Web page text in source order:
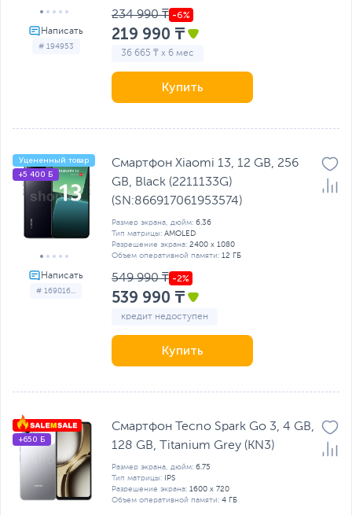
# 194953
234 990 ₸
219 990 ₸
36 665 ₸ x 6 мес
Купить
# 169016...
Уцененный товар
+5 400 Б
Смартфон Xiaomi 13, 12 GB, 256
GB, Black (2211133G)
(SN:866917061953574)
Размер экрана, дюйм: 6.36
Тип матрицы: AMOLED
Разрешение экрана: 2400 x 1080
Объем оперативной памяти: 12 ГБ
549 990 ₸
539 990 ₸
кредит недоступен
Купить
+650 Б
Смартфон Tecno Spark Go 3, 4 GB,
128 GB, Titanium Grey (KN3)
Размер экрана, дюйм: 6.75
Тип матрицы:
IPS
Разрешение экрана: 1600 x 720
Объем оперативной памяти: 4 ГБ